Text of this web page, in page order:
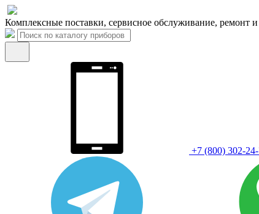
Комплексные поставки, сервисное обслуживание, ремонт
+7 (800) 302-